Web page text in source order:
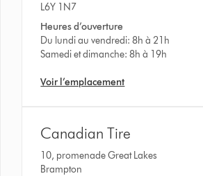
L6Y 1N7
Heures d’ouverture
Du lundi au vendredi: 8h à 21h
Samedi et dimanche: 8h à 19h
Voir l’emplacement
Canadian Tire
10, promenade Great Lakes
Brampton